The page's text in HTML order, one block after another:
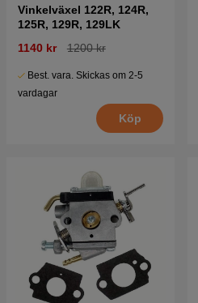
Vinkelväxel 122R, 124R,
125R, 129R, 129LK
1140 kr
1200 kr
Best. vara. Skickas om 2-5
vardagar
Köp